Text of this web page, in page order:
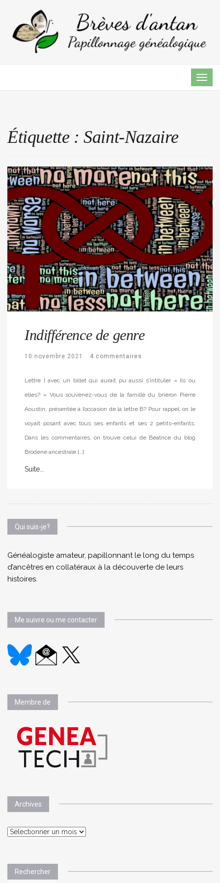
Étiquette :Saint-Nazaire
Indifférence de genre
10 novembre 2021 4 commentaires
Lettre I avec un billet qui aurait pu aussi s’intituler « Ils ou
elles? » Vous souvenez-vous de la famille du briéron Pierre
Aoustin, présentée à l’occasion de la lettre B? Pour rappel, on le
voyait posant avec tous ses enfants et ses 2 petits-enfants.
Dans les commentaires, on trouve celui de Béatrice du blog
Broderie ancestrale […]
Suite...
Qui suis-je?
Généalogiste amateur, papillonnant le long du temps
d’ancêtres en collatéraux à la découverte de leurs
histoires.
Me suivre ou me contacter
Membre de
Archives
Archives
Rechercher